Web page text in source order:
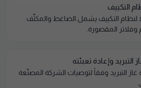
التكييف
التكييف يشمل الضاغط والمكثّف
وفلاتر المقصورة.
وإعادة تعبئته
التبريد وفقاً لتوصيات الشركة المصنّعة